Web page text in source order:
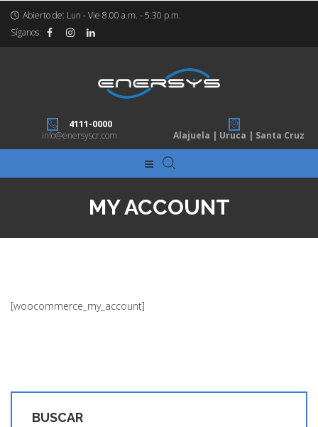
Abierto de: Lun - Vie 8.00 a.m. - 5:30 p.m.
Síganos:
4111-0000
info@enersyscr.com
Alajuela | Uruca | Santa Cruz
MY ACCOUNT
[woocommerce_my_account]
BUSCAR